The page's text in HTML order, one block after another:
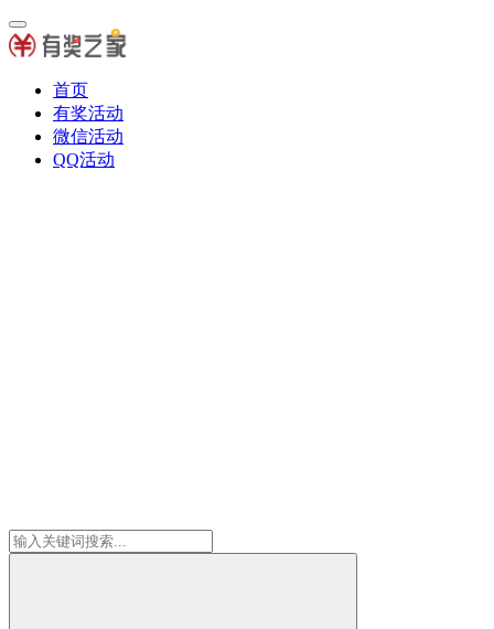
首页
有奖活动
微信活动
QQ活动